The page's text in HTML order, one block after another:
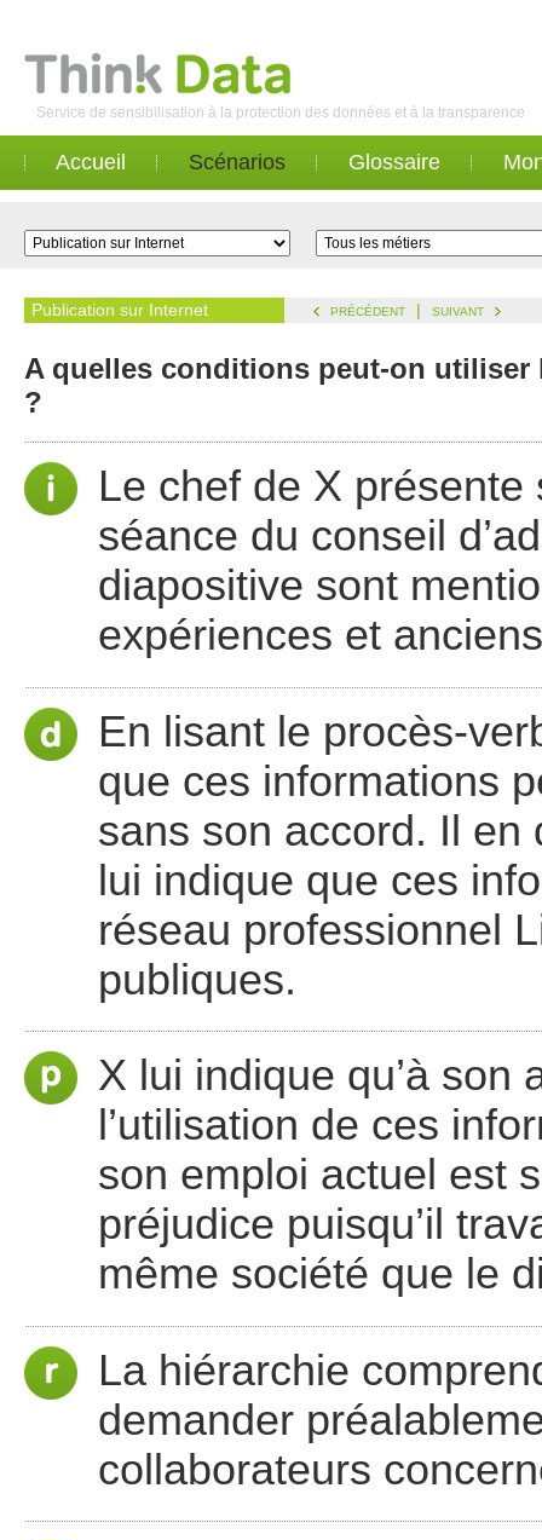
Service de sensibilisation à la protection des données et à la transparence
Accueil Scénarios Glossaire
Publication sur Internet PRÉCÉDENT | SUIVANT
A quelles conditions peut-on utiliser
?
Le chef de X
séance du conseil
diapositive sont
expériences et
En lisant le procès-
que ces informations
sans son accord. Il en
lui indique que ces
réseau professionnel
publiques.
X lui indique qu’à son
l’utilisation de ces
son emploi actuel est
préjudice puisqu’il
même société que le
La hiérarchie
demander
collaborateurs